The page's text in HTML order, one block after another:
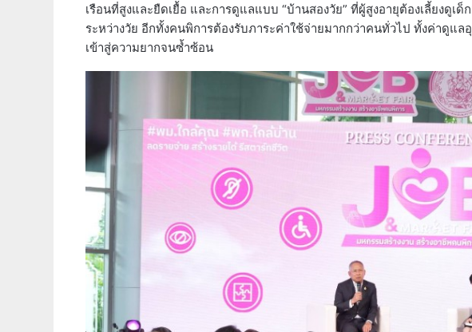
เรือนที่สูงและยืดเยื้อ และการดูแลแบบ “บ้านสองวัย” ที่ผู้สูงอายุต้องเลี้ยงดูเ
ระหว่างวัย อีกทั้งคนพิการต้องรับภาระค่าใช้จ่ายมากกว่าคนทั่วไป ทั้งค่าดูแ
เข้าสู่ความยากจนซ้ำซ้อน